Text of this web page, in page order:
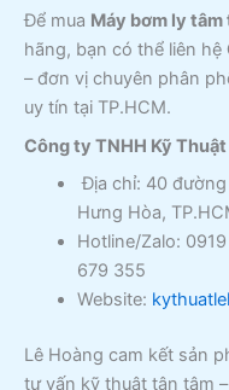
Để mua Máy bơm ly
hãng, bạn có thể liên hệ
– đơn vị chuyên phân
uy tín tại TP.HCM.
Công ty TNHH Kỹ
Địa chỉ: 40 đường
Hưng Hòa,
Hotline/Zalo:
679 355
Website:
Lê Hoàng cam kết sản
tư vấn kỹ thuật tận tâm